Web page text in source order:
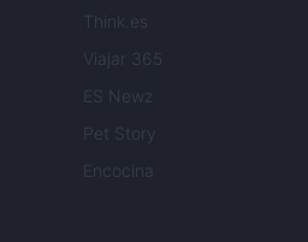
Think.es
Viajar 365
ES Newz
Pet Story
Encocina